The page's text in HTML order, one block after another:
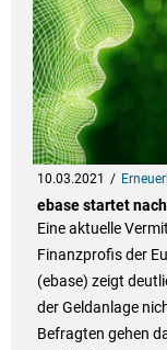
10.03.2021
ebase startet
Eine aktuelle
Finanzprofis der
(ebase) zeigt
der Geldanlage
Befragten gehen